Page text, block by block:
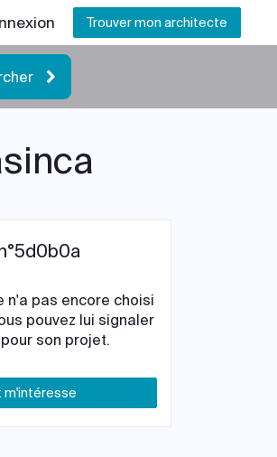
Trouver mon architecte
n'a pas encore choisi
pouvez lui signaler
son projet.
m'intéresse